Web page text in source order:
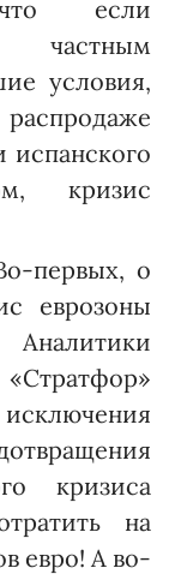
если
частным
условия,
испанского
кризис
первых, о
еврозоны
кризиса
на
ев­ро! А во-